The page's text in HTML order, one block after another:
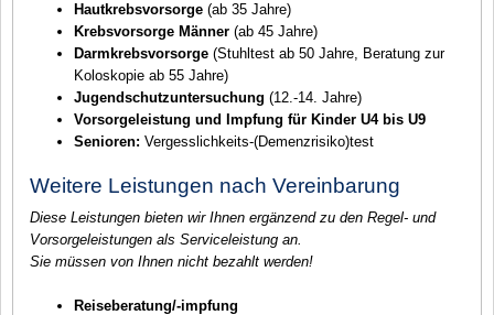
Hautkrebsvorsorge(ab 35 Jahre)
Krebsvorsorge Männer(ab 45 Jahre)
Darmkrebsvorsorge(Stuhltest ab 50 Jahre, Beratung zur
Koloskopie ab 55 Jahre)
Jugendschutzuntersuchung (12.-14. Jahre)
Vorsorgeleistung und Impfung für Kinder U4 bis U9
Senioren: Vergesslichkeits-(Demenzrisiko)test
Weitere Leistungen nach Vereinbarung
Diese Leistungen bieten wir Ihnen ergänzend zu den Regel- und
Vorsorgeleistungen als Serviceleistung an.
Sie müssen von Ihnen nicht bezahlt werden!
Reiseberatung/-impfung